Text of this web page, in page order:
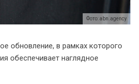
Фото: abn.agency
обновление, в рамках которого
обеспечивает наглядное